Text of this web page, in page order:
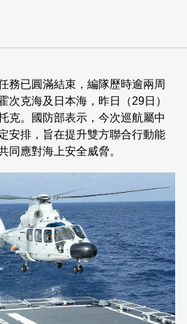
務已圓滿結束，編隊歷時逾兩周
次克海及日本海，昨日（29日）
克。國防部表示，今次巡航屬中
安排，旨在提升雙方聯合行動能
同應對海上安全威脅。